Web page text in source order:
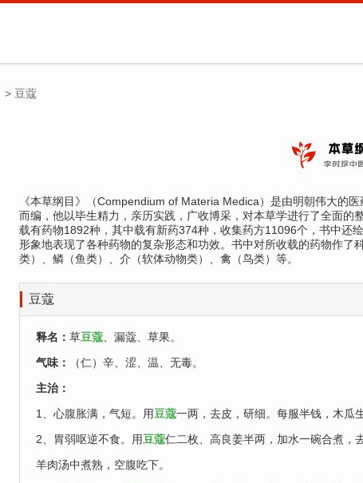
> 豆蔻
《本草纲目》（Compendium of Materia Medica）是由明朝伟大的
而编，他以毕生精力，亲历实践，广收博采，对本草学进行了全面的
载有药物1892种，其中载有新药374种，收集药方11096个，书中还
形象地表现了各种药物的复杂形态和功效。书中对所收载的药物作了
类）、鳞（鱼类）、介（软体动物类）、禽（鸟类）等。
豆蔻
释名： 草豆蔻 、漏蔻、草果。
气味：
（仁）辛、涩、温、无毒。
主治：
1、心腹胀满，气短。用豆蔻一两，去皮，研细。每服半钱，木瓜
2、胃弱呕逆不食。用豆蔻仁二枚、高良姜半两，加水一碗合煮，
羊肉汤中煮熟，空腹吃下。